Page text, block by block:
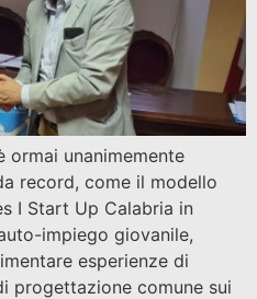
ormai unanimemente
record, come il modello
I Start Up Calabria in
impiego giovanile,
esperienze di
progettazione comune sui